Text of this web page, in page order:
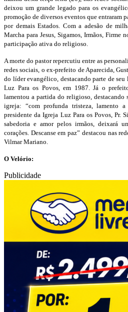
deixou um grande legado para os
promoção de diversos eventos que entraram
por demais Estados. Com a adesão de
Marcha para Jesus, Sigamos, Irmãos, Firme
participação ativa do religioso.
A morte do pastor repercutiu entre as
redes sociais, o ex-prefeito de Aparecida,
do líder evangélico, destacando parte de
Luz Para os Povos, em 1987. Já o
lamentou a partida do religioso, destacando
igreja: “com profunda tristeza, lamento
presidente da Igreja Luz Para os Povos, Pr.
sabedoria e amor pelos irmãos, deixará
corações. Descanse em paz” destacou nas
Vilmar Mariano.
O Velório:
Publicidade